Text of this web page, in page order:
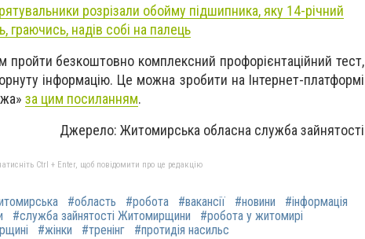
розрізали обойму підшипника, яку 14-річний
граючись, надів собі на палець
пройти безкоштовно комплексний профорієнтаційний тест,
інформацію. Це можна зробити на Інтернет-платформі
за цим посиланням.
Джерело: Житомирська обласна служба зайнятості
Ctrl + Enter, щоб повідомити про це редакцію
#область #робота #вакансії #новини
#інформація
#служба зайнятості Житомирщини
#робота у житомирі
#жінки #тренінг #протидія насильс